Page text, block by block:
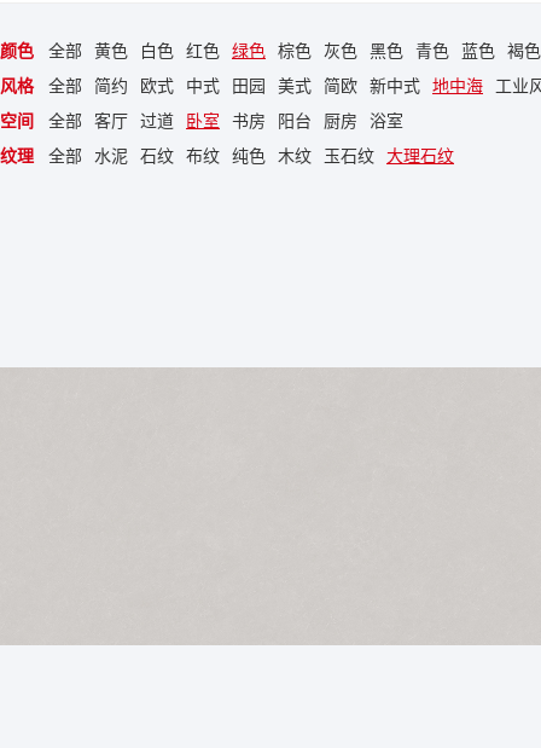
颜色 全部 黄色 白色 红色 绿色 棕色 灰色 黑色 青色 蓝色
褐色
风格
全部 简约 欧式 中式 田园 美式 简欧 新中式 地中海
工业
空间
全部 客厅 过道 卧室 书房 阳台 厨房
浴室
纹理
全部 水泥 石纹 布纹 纯色 木纹 玉石纹 大理石纹